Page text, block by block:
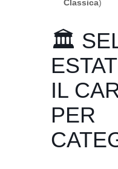
Classica)
🏛️
IL
PER